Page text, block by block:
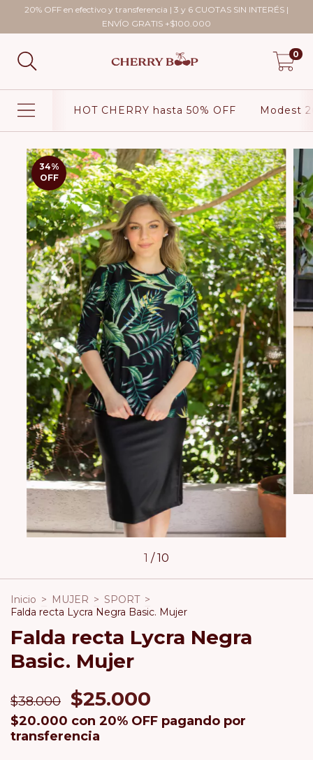
20% OFF en efectivo y transferencia | 3 y 6 CUOTAS SIN INTERÉS |
ENVÍO GRATIS +$100.000
0
HOT CHERRY hasta 50% OFF Modest
34%
OFF
1 /10
Inicio > MUJER > SPORT >
Falda recta Lycra Negra Basic. Mujer
Falda recta Lycra Negra
Basic. Mujer
$38.000 $25.000
$20.000 con 20% OFF pagando por
transferencia